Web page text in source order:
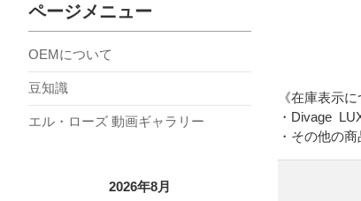
《在庫表示に
・Divage
・その他の
ページメニュー
OEMについて
豆知識
エル・ローズ 動画ギャラリー
2026年8月